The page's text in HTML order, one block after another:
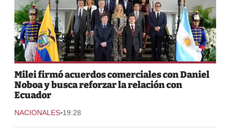
Milei firmó acuerdos comerciales con Daniel
Noboa y busca reforzar la relación con
Ecuador
NACIONALES-19:28